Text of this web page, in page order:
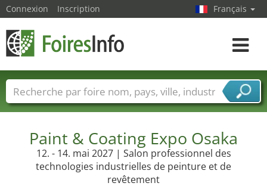
Paint & Coating Expo Osaka
12. - 14. mai 2027 | Salon professionnel des
technologies industrielles de peinture et de
revêtement
Connexion Inscription Français
Toggle
Foire noms Pays Villes
Secteurs de foire